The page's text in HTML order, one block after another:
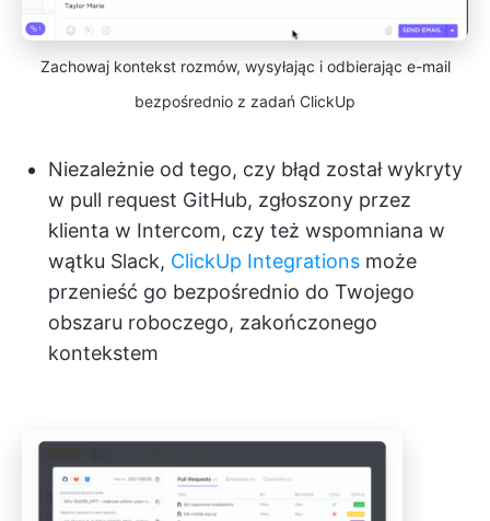
Zachowaj kontekst rozmów, wysyłając i odbierając e-mail
bezpośrednio z zadań ClickUp
Niezależnie od tego, czy błąd został wykryty
w pull request GitHub, zgłoszony przez
klienta w Intercom, czy też wspomniana w
wątku Slack, ClickUp Integrations może
przenieść go bezpośrednio do Twojego
obszaru roboczego, zakończonego
kontekstem